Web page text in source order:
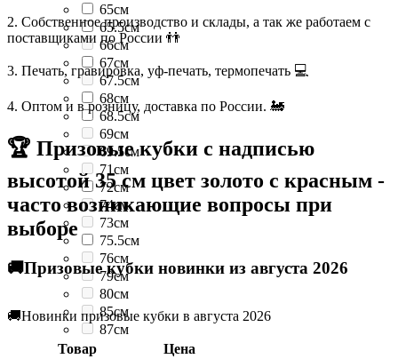
65см
65.5см
66см
67см
67.5см
68см
68.5см
69см
69.5см
71см
72см
74см
73см
75.5см
76см
79см
80см
85см
87см
2. Собственное производство и склады, а так же работаем с
поставщиками по России 👬
3. Печать, гравировка, уф-печать, термопечать 💻
4. Оптом и в розницу, доставка по России. 🚂
🏆 Призовые кубки с надписью
высотой 35 см цвет золото с красным -
часто возникающие вопросы при
выборе
🚚Призовые кубки новинки из августа 2026
🚚Новинки призовые кубки в августа 2026
Товар
Цена